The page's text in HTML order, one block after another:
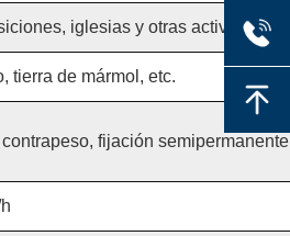
iglesias y otras actividades
tierra de mármol, etc.
fijación